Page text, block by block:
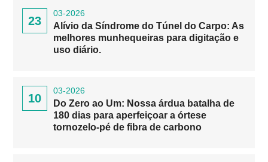
23
03-2026
Alívio da Síndrome do Túnel do Carpo: As
melhores munhequeiras para digitação e
uso diário.
10
03-2026
Do Zero ao Um: Nossa árdua batalha de
180 dias para aperfeiçoar a órtese
tornozelo-pé de fibra de carbono